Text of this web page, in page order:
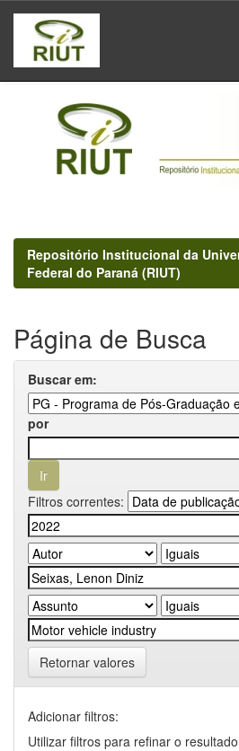
Skip
navigation
Repositório Institucional da
Federal do Paraná (RIUT)
Página de Busca
Buscar em:
por
Filtros correntes:
Retornar valores
Adicionar filtros:
Utilizar filtros para refinar o